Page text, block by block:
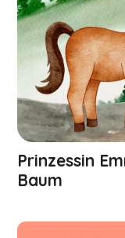
Prinzessin
Baum